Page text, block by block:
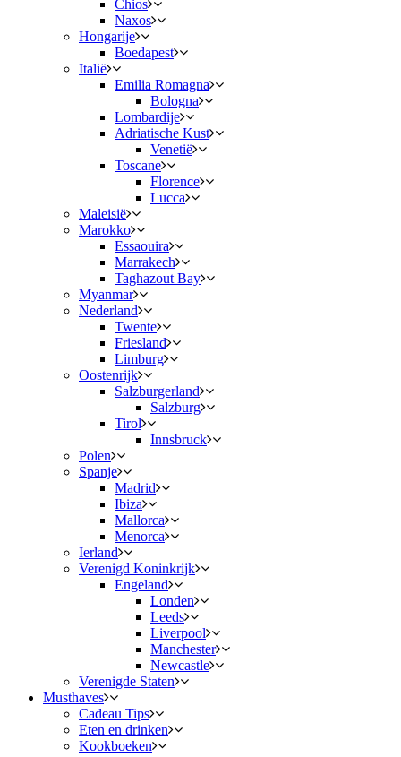
Chios
Naxos
Hongarije
Boedapest
Italië
Emilia Romagna
Bologna
Lombardije
Adriatische Kust
Venetië
Toscane
Florence
Lucca
Maleisië
Marokko
Essaouira
Marrakech
Taghazout Bay
Myanmar
Nederland
Twente
Friesland
Limburg
Oostenrijk
Salzburgerland
Salzburg
Tirol
Innsbruck
Polen
Spanje
Madrid
Ibiza
Mallorca
Menorca
Ierland
Verenigd Koninkrijk
Engeland
Londen
Leeds
Liverpool
Manchester
Newcastle
Verenigde Staten
Musthaves
Cadeau Tips
Eten en drinken
Kookboeken